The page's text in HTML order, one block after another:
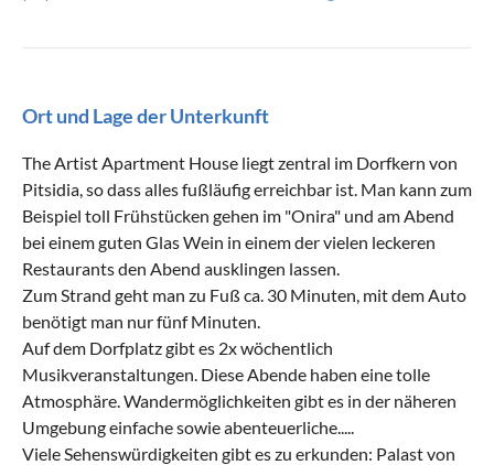
Ort und Lage der Unterkunft
The Artist Apartment House liegt zentral im Dorfkern von
Pitsidia, so dass alles fußläufig erreichbar ist. Man kann zum
Beispiel toll Frühstücken gehen im "Onira" und am Abend
bei einem guten Glas Wein in einem der vielen leckeren
Restaurants den Abend ausklingen lassen.
Zum Strand geht man zu Fuß ca. 30 Minuten, mit dem Auto
benötigt man nur fünf Minuten.
Auf dem Dorfplatz gibt es 2x wöchentlich
Musikveranstaltungen. Diese Abende haben eine tolle
Atmosphäre. Wandermöglichkeiten gibt es in der näheren
Umgebung einfache sowie abenteuerliche.....
Viele Sehenswürdigkeiten gibt es zu erkunden: Palast von